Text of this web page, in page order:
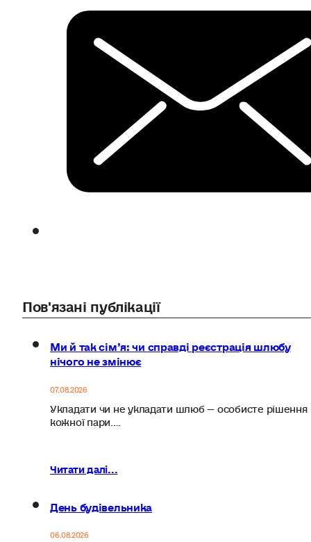
Пов'язані публікації
Ми й так сім’я: чи справді реєстрація шлюбу
нічого не змінює
07.08.2026
Укладати чи не укладати шлюб — особисте рішення
кожної пари.…
Читати далі...
День будівельника
06.08.2026